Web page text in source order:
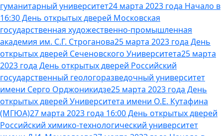
гуманитарный университет24 марта 2023 года Начало в
16:30 День открытых дверей Московская
государственная художественно-промышленная
академия им. С.Г. Строганова25 марта 2023 года День
открытых дверей Сеченовского Университета25 марта
2023 года День открытых дверей Российский
государственный геологоразведочный университет
имени Серго Орджоникидзе25 марта 2023 года День
открытых дверей Университета имени О.Е. Кутафина
(МГЮА)27 марта 2023 года 16:00 День открытых дверей
Российский химико-технологический университет